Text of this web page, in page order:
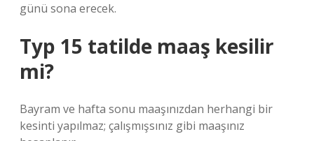
günü sona erecek.
Typ 15 tatilde maaş kesilir
mi?
Bayram ve hafta sonu maaşınızdan herhangi bir
kesinti yapılmaz; çalışmışsınız gibi maaşınız